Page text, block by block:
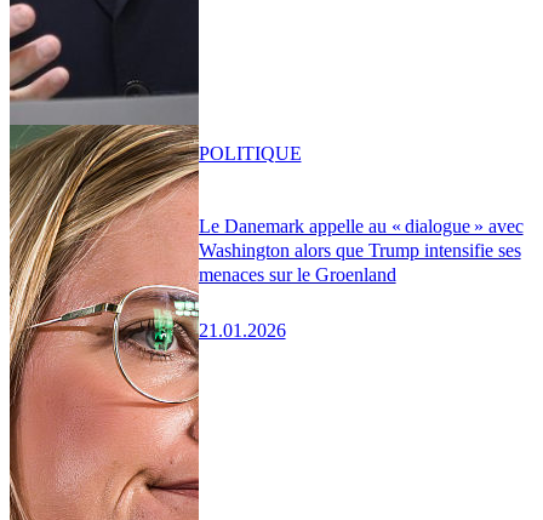
Le Danemark appelle au « dialogue » avec
Washington alors que Trump intensifie ses
menaces sur le Groenland
21.01.2026
POLITIQUE